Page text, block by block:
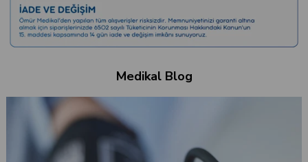
Medikal Blog